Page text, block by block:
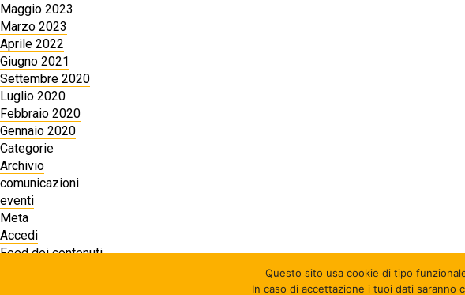
Maggio 2023
Marzo 2023
Aprile 2022
Giugno 2021
Settembre 2020
Luglio 2020
Febbraio 2020
Gennaio 2020
Categorie
Archivio
comunicazioni
eventi
Meta
Accedi
Feed dei contenuti
Questo sito usa cookie di tipo
In caso di accettazione i tuoi dati saranno